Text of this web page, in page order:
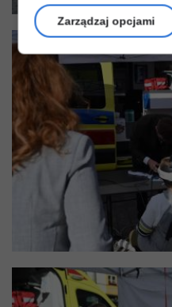
Zarządzaj opcjami